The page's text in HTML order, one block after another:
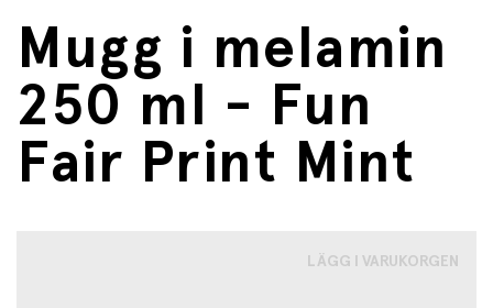
Mugg i melamin
250 ml - Fun
Fair Print Mint
LÄGG I VARUKORGEN